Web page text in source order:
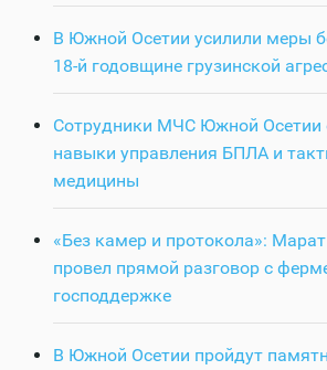
В Южной Осетии усилили меры
18-й годовщине грузинской
Сотрудники МЧС Южной Осетии
навыки управления БПЛА и
медицины
«Без камер и протокола»:
провел прямой разговор с
господдержке
В Южной Осетии пройдут